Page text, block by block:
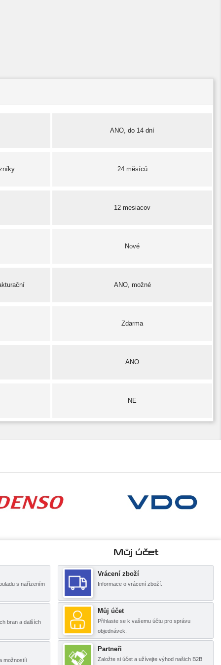
ANO, do 14 dní
24 měsíců
12 mesiacov
Nové
ANO, možné
Zdarma
ANO
NE
s nařízením
bran a dalších
možnostíi
Můj účet
Vrácení zboží
Informace o vrácení zboží.
Můj účet
Přihlaste se k vašemu účtu pro správu
objednávek.
Partneři
Založte si účet a užívejte výhod našich B2B